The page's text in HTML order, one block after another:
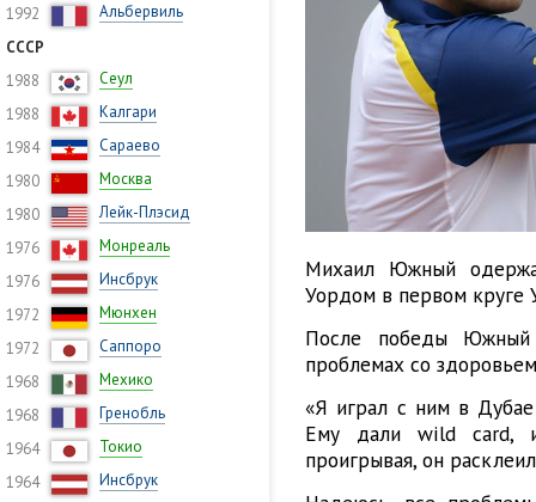
1992
Альбервиль
СССР
1988
Сеул
1988
Калгари
1984
Сараево
1980
Москва
1980
Лейк-Плэсид
1976
Монреаль
1976
Инсбрук
1972
Мюнхен
1972
Саппоро
1968
Мехико
1968
Гренобль
1964
Токио
1964
Инсбрук
Михаил Южный
Уордом в первом круге
После победы Южный
проблемах со
«Я играл с ним в
Ему дали wild card,
проигрывая, он